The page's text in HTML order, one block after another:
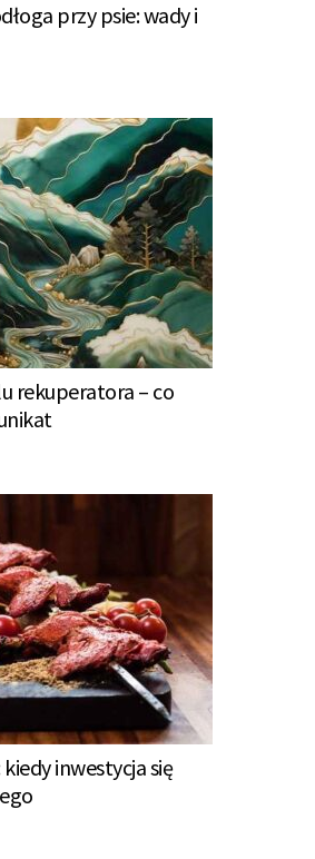
przy psie: wady i
rekuperatora – co
inwestycja się